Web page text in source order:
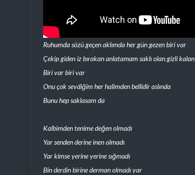
Ruhumda sözü geçen aklımda her gün gezen biri var
Çekip giden iz bırakan anlatamam saklı olan gizli kalan
Biri var biri var
Onu çok sevdiğim her halimden bellidir aslında
Bunu hep saklasam da
Kalbimden tenime değen olmadı
Yar senden derine inen olmadı
Yar kimse yerine yerine sığmadı
Bin derdin birine derman olmadı yar